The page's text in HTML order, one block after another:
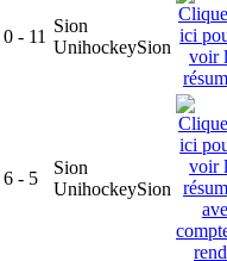
0 - 11
Sion
UnihockeySion
6 - 5
Sion
UnihockeySion